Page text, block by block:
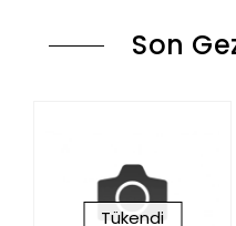
Son
Tükendi